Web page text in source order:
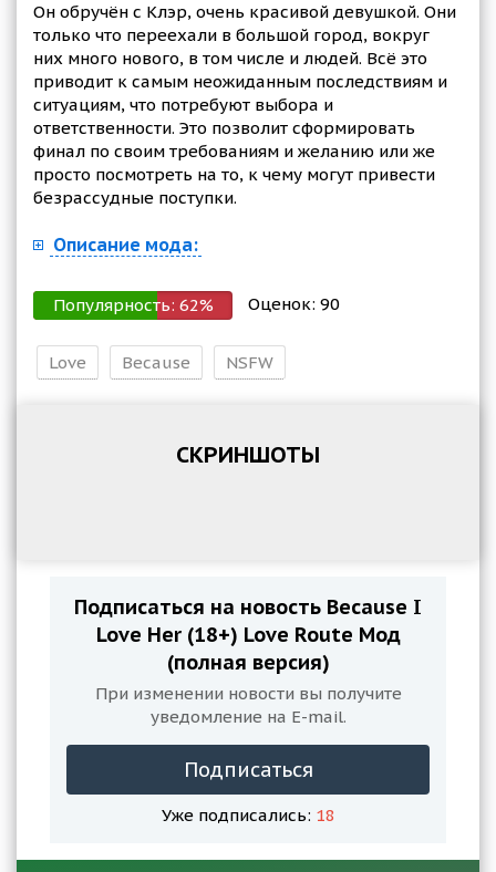
Он обручён с Клэр, очень красивой девушкой. Они
только что переехали в большой город, вокруг
них много нового, в том числе и людей. Всё это
приводит к самым неожиданным последствиям и
ситуациям, что потребуют выбора и
ответственности. Это позволит сформировать
финал по своим требованиям и желанию или же
просто посмотреть на то, к чему могут привести
безрассудные поступки.
Описание мода:
Популярность: 62% Оценок: 90
Love Because NSFW
СКРИНШОТЫ
Подписаться на новость Because I
Love Her (18+) Love Route Мод
(полная версия)
При изменении новости вы получите
уведомление на E-mail.
Подписаться
Уже подписались: 18